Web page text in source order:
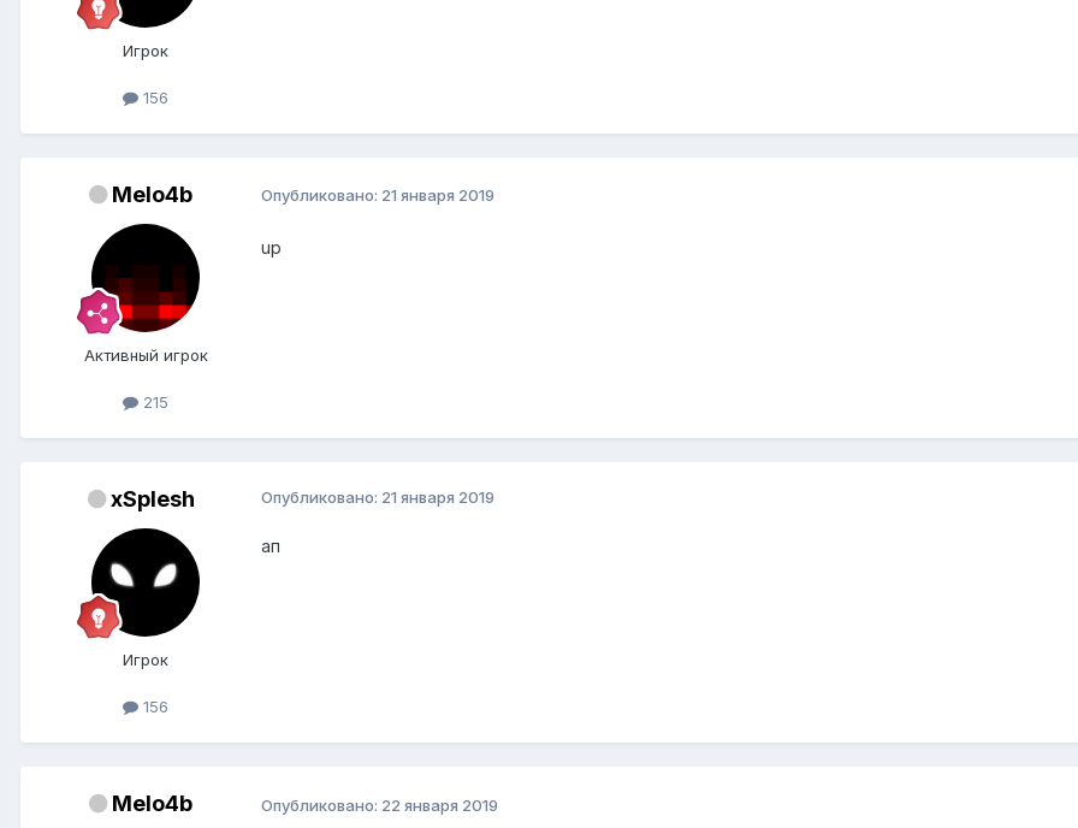
Игрок
156
Melo4b
Активный игрок
215
Опубликовано: 21 января 2019
up
xSplesh
Игрок
156
Опубликовано: 21 января 2019
ап
Melo4b Опубликовано: 22 января 2019